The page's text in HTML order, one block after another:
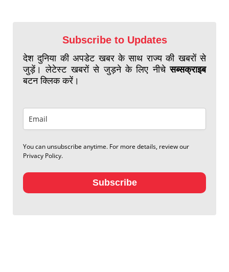
Subscribe to Updates
देश दुनिया की अपडेट खबर के साथ राज्य की खबरों से
जुड़ें। लेटेस्ट खबरों से जुड़ने के लिए नीचेसब्सक्राइब
बटन क्लिक करें।
You can unsubscribe anytime. For more details, review our
Privacy Policy.
Subscribe